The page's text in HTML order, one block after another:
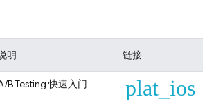
明 链接
B Testing快速入门 plat_ios